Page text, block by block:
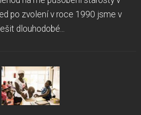
po zvolení v roce 1990 jsme v
dlouhodobé...